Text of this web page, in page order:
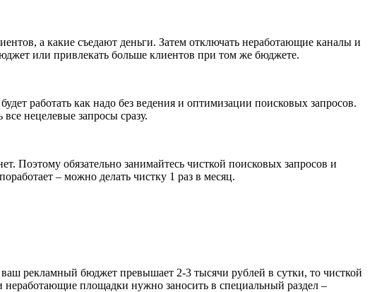
а какие съедают деньги. Затем отключать неработающие каналы и
или привлекать больше клиентов при том же бюджете.
работать как надо без ведения и оптимизации поисковых запросов.
нецелевые запросы сразу.
Поэтому обязательно занимайтесь чисткой поисковых запросов и
– можно делать чистку 1 раз в месяц.
рекламный бюджет превышает 2-3 тысячи рублей в сутки, то чисткой
площадки нужно заносить в специальный раздел –